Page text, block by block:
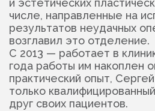
и эстетических
числе, направленные на
результатов неудачных
возглавил это отделение.
С 2013 — работает в
года работы им накоплен
практический опыт,
только
друг своих пациентов.